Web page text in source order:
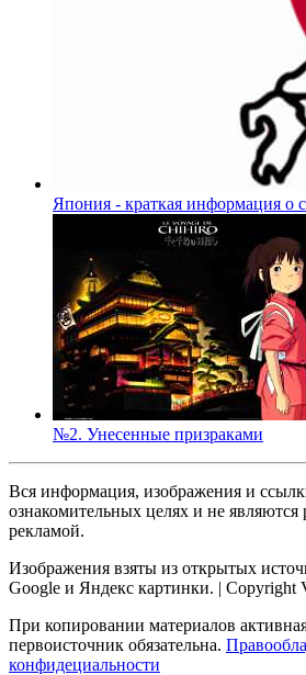
Япония - краткая информация о
№2. Унесенные призраками
Вся информация, изображения и
ознакомительных целях и не
рекламой.
Изображения взяты из открытых
Google и Яндекс картинки. | Copyright
При копировании материалов
первоисточник обязательна.
конфидециальности